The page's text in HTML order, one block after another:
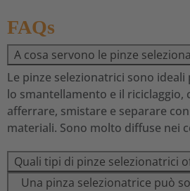
FAQs
A cosa servono le pinze
Le pinze selezionatrici sono
lo smantellamento e il riciclaggio,
afferrare, smistare e separare
materiali. Sono molto diffuse nei
Quali tipi di pinze selezionatrici
Una pinza selezionatrice può